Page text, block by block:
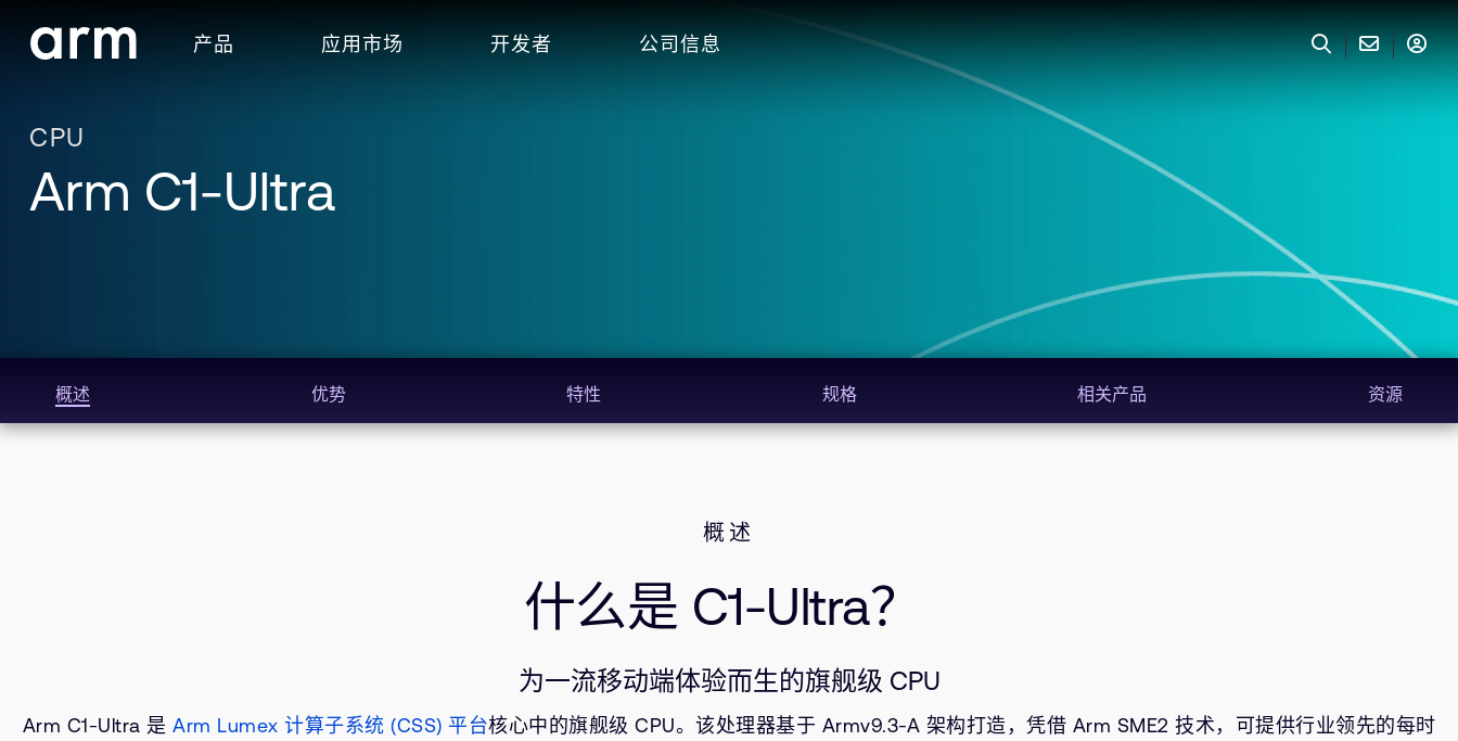
Skip to Footer
产品 应用市场 开发者 公司信息
CPU
Arm C1-Ultra
概述 优势 特性 规格 相关产品 资源
概述
什么是 C1-Ultra？
为一流移动端体验而生的旗舰级 CPU
Arm C1-Ultra 是 Arm Lumex 计算子系统 (CSS) 平台核心中的旗舰级 CPU。该处理器基于 Armv9.3-A 架构打造，凭借 Arm SME2 技术，可提供行业领先的每时